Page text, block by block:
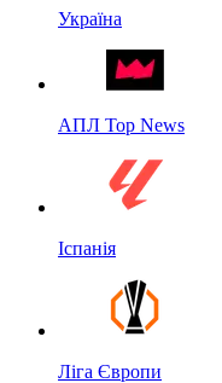
Україна
АПЛ Top News
Іспанія
Ліга Європи